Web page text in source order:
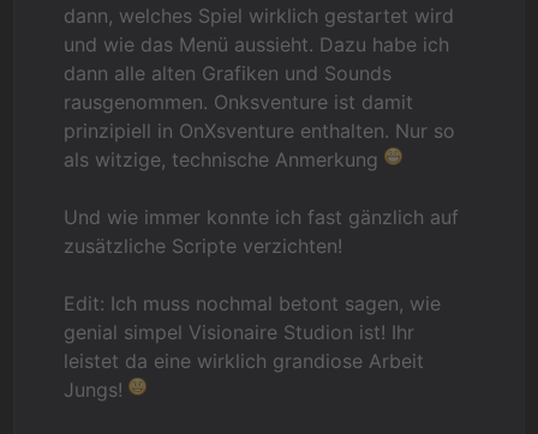
dann, welches Spiel wirklich gestartet wird
und wie das Menü aussieht. Dazu habe ich
dann alle alten Grafiken und Sounds
rausgenommen. Onksventure ist damit
prinzipiell in OnXsventure enthalten. Nur so
als witzige, technische Anmerkung
Und wie immer konnte ich fast gänzlich auf
zusätzliche Scripte verzichten!
Edit: Ich muss nochmal betont sagen, wie
genial simpel Visionaire Studion ist! Ihr
leistet da eine wirklich grandiose Arbeit
Jungs!